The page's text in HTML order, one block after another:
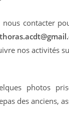
nous contacter
nos activités
photos
des anciens,